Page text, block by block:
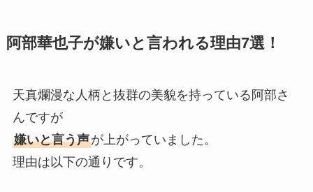
阿部華也子が嫌いと言われる理由7選！
天真爛漫な人柄と抜群の美貌を持っている阿部さ
んですが
嫌いと言う声が上がっていました。
理由は以下の通りです。